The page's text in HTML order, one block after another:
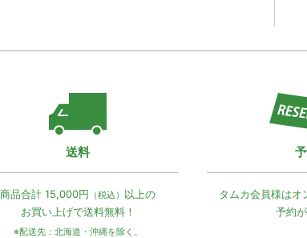
送料
商品合計 15,000円 （税込） 以上の
お買い上げで送料無料！
※配送先：北海道・沖縄を除く。
タムカ会員様はオ
予約